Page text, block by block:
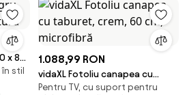
x 80
stil
1.088,99 RON
vidaXL Fotoliu canapea cu
taburet, crem, 60 cm,
Pentru TV, cu suport pentru